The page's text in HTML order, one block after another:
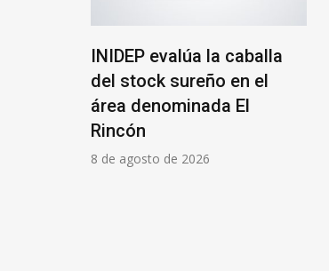
INIDEP evalúa la caballa
del stock sureño en el
área denominada El
Rincón
8 de agosto de 2026